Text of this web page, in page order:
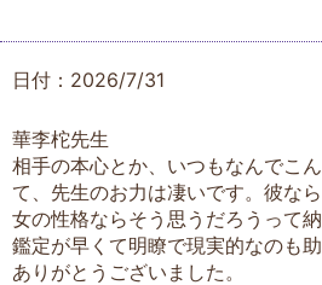
日付：2026/7/31
華李柁先生
相手の本心とか、いつもなんでこ
て、先生のお力は凄いです。彼な
女の性格ならそう思うだろうって納
鑑定が早くて明瞭で現実的なのも助
ありがとうございました。